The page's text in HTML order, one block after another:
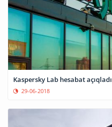
Kaspersky Lab hesabat açıqladı
29-06-2018